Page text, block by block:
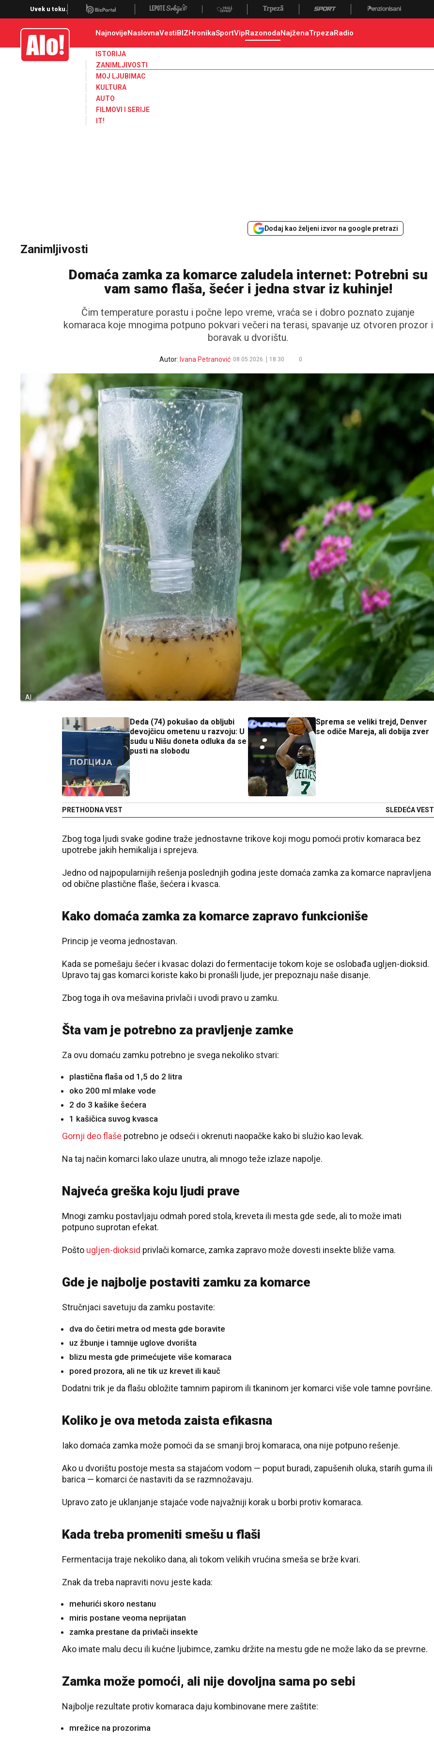
Uvek u toku.
Alo NajnovijeNaslovnaVestiBIZHronikaSportVipRazonodaNajženaTrpezaRadio
ISTORIJA
ZANIMLJIVOSTI
MOJ LJUBIMAC
KULTURA
AUTO
FILMOVI I SERIJE
IT!
Dodaj kao željeni izvor na google pretrazi
Zanimljivosti
Domaća zamka za komarce zaludela internet: Potrebni su
vam samo flaša, šećer i jedna stvar iz kuhinje!
Čim temperature porastu i počne lepo vreme, vraća se i dobro poznato zujanje
komaraca koje mnogima potpuno pokvari večeri na terasi, spavanje uz otvoren prozor i
boravak u dvorištu.
Autor: Ivana Petranović 08.05.2026. 18:30 0
AI
Deda (74) pokušao da obljubi
devojčicu ometenu u razvoju: U
sudu u Nišu doneta odluka da se
pusti na slobodu
PRETHODNA VEST
Sprema se veliki trejd, Denver
se odiče Mareja, ali dobija zver
SLEDEĆA VEST
Zbog toga ljudi svake godine traže jednostavne trikove koji mogu pomoći protiv komaraca bez
upotrebe jakih hemikalija i sprejeva.
Jedno od najpopularnijih rešenja poslednjih godina jeste domaća zamka za komarce napravljena
od obične plastične flaše, šećera i kvasca.
Kako domaća zamka za komarce zapravo funkcioniše
Princip je veoma jednostavan.
Kada se pomešaju šećer i kvasac dolazi do fermentacije tokom koje se oslobađa ugljen-dioksid.
Upravo taj gas komarci koriste kako bi pronašli ljude, jer prepoznaju naše disanje.
Zbog toga ih ova mešavina privlači i uvodi pravo u zamku.
Šta vam je potrebno za pravljenje zamke
Za ovu domaću zamku potrebno je svega nekoliko stvari:
plastična flaša od 1,5 do 2 litra
oko 200 ml mlake vode
2 do 3 kašike šećera
1 kašičica suvog kvasca
Gornji deo flaše potrebno je odseći i okrenuti naopačke kako bi služio kao levak.
Na taj način komarci lako ulaze unutra, ali mnogo teže izlaze napolje.
Najveća greška koju ljudi prave
Mnogi zamku postavljaju odmah pored stola, kreveta ili mesta gde sede, ali to može imati
potpuno suprotan efekat.
Pošto ugljen-dioksid privlači komarce, zamka zapravo može dovesti insekte bliže vama.
Gde je najbolje postaviti zamku za komarce
Stručnjaci savetuju da zamku postavite:
dva do četiri metra od mesta gde boravite
uz žbunje i tamnije uglove dvorišta
blizu mesta gde primećujete više komaraca
pored prozora, ali ne tik uz krevet ili kauč
Dodatni trik je da flašu obložite tamnim papirom ili tkaninom jer komarci više vole tamne površine.
Koliko je ova metoda zaista efikasna
Iako domaća zamka može pomoći da se smanji broj komaraca, ona nije potpuno rešenje.
Ako u dvorištu postoje mesta sa stajaćom vodom — poput buradi, zapušenih oluka, starih guma ili
barica — komarci će nastaviti da se razmnožavaju.
Upravo zato je uklanjanje stajaće vode najvažniji korak u borbi protiv komaraca.
Kada treba promeniti smešu u flaši
Fermentacija traje nekoliko dana, ali tokom velikih vrućina smeša se brže kvari.
Znak da treba napraviti novu jeste kada:
mehurići skoro nestanu
miris postane veoma neprijatan
zamka prestane da privlači insekte
Ako imate malu decu ili kućne ljubimce, zamku držite na mestu gde ne može lako da se prevrne.
Zamka može pomoći, ali nije dovoljna sama po sebi
Najbolje rezultate protiv komaraca daju kombinovane mere zaštite:
mrežice na prozorima
27 °C